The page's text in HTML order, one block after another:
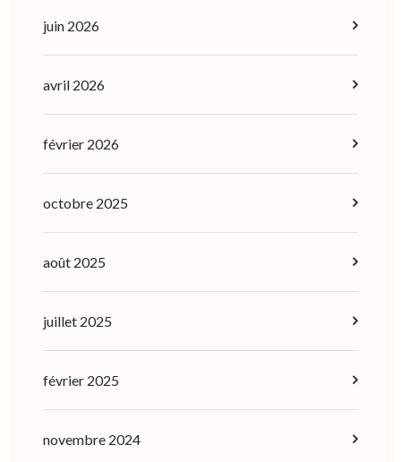
juin 2026
avril 2026
février 2026
octobre 2025
août 2025
juillet 2025
février 2025
novembre 2024